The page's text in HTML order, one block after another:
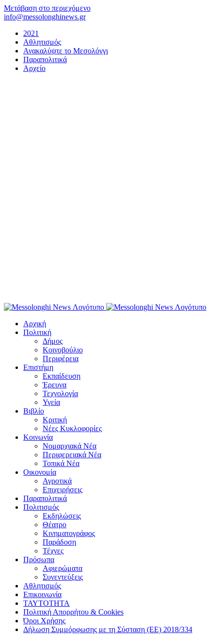
Μετάβαση στο περιεχόμενο
info@messolonghinews.gr
2021
Αθλητισμός
Ανακαλύψτε το Μεσολόγγι
Παραπολιτικά
Αρχείο
Αρχική
Πολιτική
Δήμος
Κοινοβούλιο
Περιφέρεια
Επιστήμη
Εκπαίδευση
Έρευνα
Τεχνολογία
Υγεία
Βιβλίο
Κριτική
Νέες Κυκλοφορίες
Κοινωνία
Νομαρχιακά Νέα
Περιφερειακά Νέα
Τοπικά Νέα
Οικονομία
Αγροτικά
Επιχειρήσεις
Παραπολιτικά
Πολιτισμός
Εκδηλώσεις
Θέατρο
Κινηματογράφος
Παράδοση
Τέχνες
Πρόσωπα
Αφιερώματα
Συνεντεύξεις
Αθλητισμός
Επικοινωνία
ΤΑΥΤΟΤΗΤΑ
Πολιτική Απορρήτου & Cookies
Όροι Χρήσης
Δήλωση Συμμόρφωσης με τη Σύσταση (ΕΕ) 2018/334